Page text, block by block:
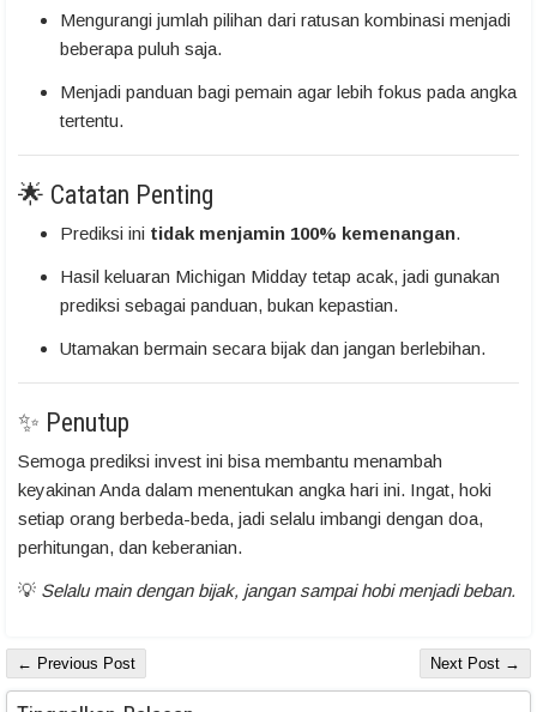
Mengurangi jumlah pilihan dari ratusan kombinasi menjadi
beberapa puluh saja.
Menjadi panduan bagi pemain agar lebih fokus pada angka
tertentu.
🌟 Catatan Penting
Prediksi ini tidak menjamin 100% kemenangan.
Hasil keluaran Michigan Midday tetap acak, jadi gunakan
prediksi sebagai panduan, bukan kepastian.
Utamakan bermain secara bijak dan jangan berlebihan.
✨ Penutup
Semoga prediksi invest ini bisa membantu menambah
keyakinan Anda dalam menentukan angka hari ini. Ingat, hoki
setiap orang berbeda-beda, jadi selalu imbangi dengan doa,
perhitungan, dan keberanian.
💡 Selalu main dengan bijak, jangan sampai hobi menjadi beban.
← Previous Post Next Post →